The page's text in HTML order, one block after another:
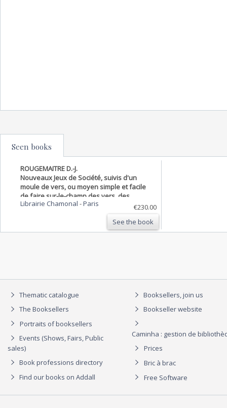
Seen books
ROUGEMAITRE D.-J.
Nouveaux Jeux de Société, suivis d'un
moule de vers, ou moyen simple et facile
de faire sur-le-champ des vers, des
couplets etc. Seconde édition
Librairie Chamonal -Paris
€230.00
See the book
Thematic catalogue
The Booksellers
Portraits of booksellers
Events (Shows, Fairs, Public
sales)
Book professions directory
Find our books on Addall
Booksellers, join us
Bookseller website
Caminha : gestion de
Prices
Bric à brac
Free Software